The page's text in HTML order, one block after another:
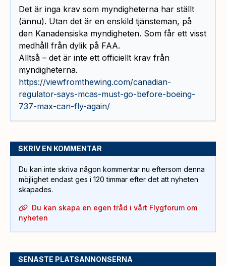
Det är inga krav som myndigheterna har ställt
(ännu). Utan det är en enskild tjänsteman, på
den Kanadensiska myndigheten. Som får ett visst
medhåll från dylik på FAA.
Alltså – det är inte ett officiellt krav från
myndigheterna.
https://viewfromthewing.com/canadian-
regulator-says-mcas-must-go-before-boeing-
737-max-can-fly-again/
SKRIV EN KOMMENTAR
Du kan inte skriva någon kommentar nu eftersom denna
möjlighet endast ges i 120 timmar efter det att nyheten
skapades.
Du kan skapa en egen tråd i vårt Flygforum om
nyheten
SENASTE PLATSANNONSERNA